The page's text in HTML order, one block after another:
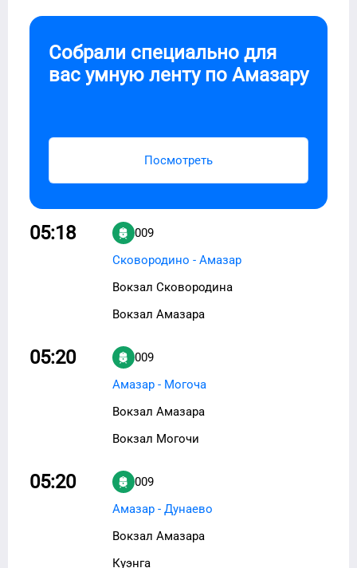
Собрали специально для
вас умную ленту по Амазару
Посмотреть
05:18
009
Сковородино - Амазар
Вокзал Сковородина
Вокзал Амазара
05:20
009
Амазар - Могоча
Вокзал Амазара
Вокзал Могочи
05:20
009
Амазар - Дунаево
Вокзал Амазара
Куэнга